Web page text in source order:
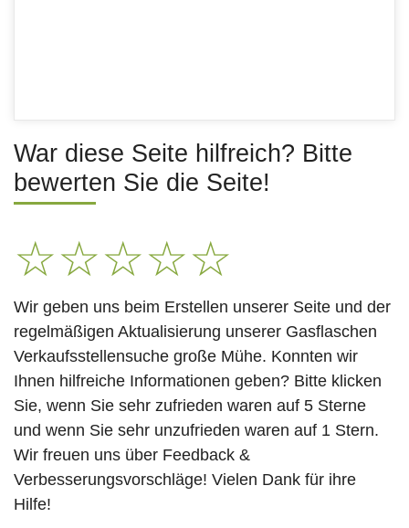
War diese Seite hilfreich? Bitte
bewerten Sie die Seite!
☆☆☆☆☆
Wir geben uns beim Erstellen unserer Seite und der
regelmäßigen Aktualisierung unserer Gasflaschen
Verkaufsstellensuche große Mühe. Konnten wir
Ihnen hilfreiche Informationen geben? Bitte klicken
Sie, wenn Sie sehr zufrieden waren auf 5 Sterne
und wenn Sie sehr unzufrieden waren auf 1 Stern.
Wir freuen uns über Feedback &
Verbesserungsvorschläge! Vielen Dank für ihre
Hilfe!